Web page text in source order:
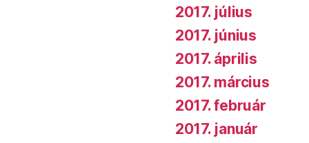
2017. július
2017. június
2017. április
2017. március
2017. február
2017. január